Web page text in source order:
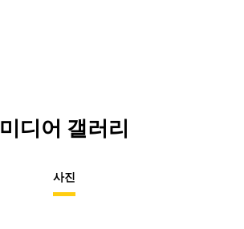
미디어 갤러리
사진